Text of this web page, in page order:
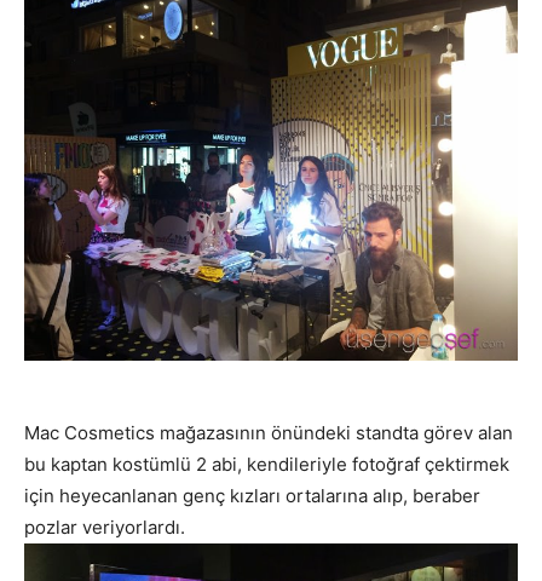
Mac Cosmetics mağazasının önündeki standta görev alan
bu kaptan kostümlü 2 abi, kendileriyle fotoğraf çektirmek
için heyecanlanan genç kızları ortalarına alıp, beraber
pozlar veriyorlardı.